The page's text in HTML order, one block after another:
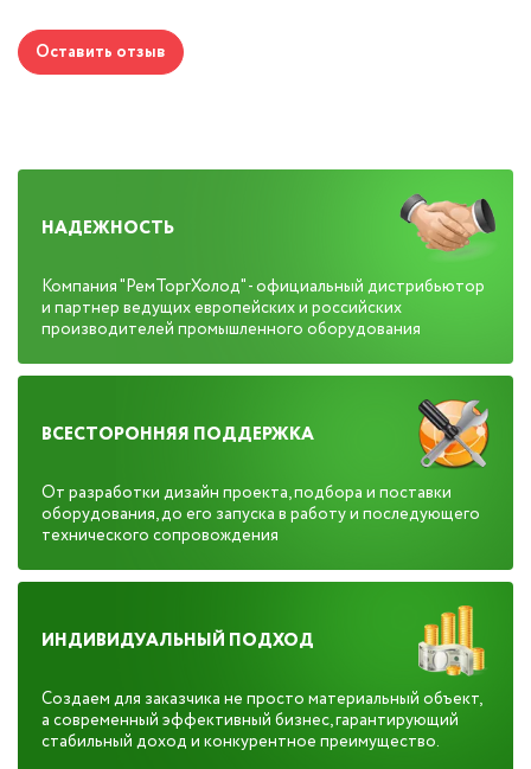
Оставить отзыв
НАДЕЖНОСТЬ
Компания "РемТоргХолод" - официальный дистрибьютор
и партнер ведущих европейских и российских
производителей промышленного оборудования
ВСЕСТОРОННЯЯ ПОДДЕРЖКА
От разработки дизайн проекта, подбора и поставки
оборудования, до его запуска в работу и последующего
технического сопровождения
ИНДИВИДУАЛЬНЫЙ ПОДХОД
Создаем для заказчика не просто материальный объект,
а современный эффективный бизнес, гарантирующий
стабильный доход и конкурентное преимущество.